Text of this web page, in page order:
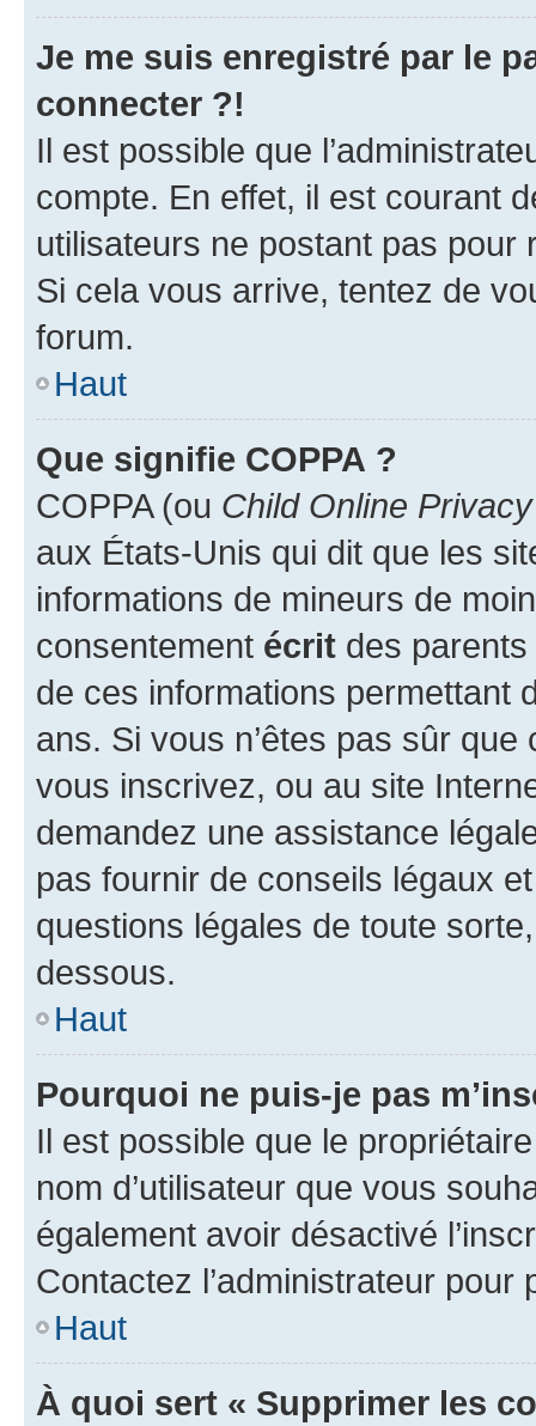
Je me suis enregistré par le
connecter ?!
Il est possible que
compte. En effet, il est courant
utilisateurs ne postant pas pour
Si cela vous arrive, tentez de
forum.
Haut
Que signifie COPPA ?
COPPA (ou Child Online
aux États-Unis qui dit que les
informations de mineurs de
consentement écrit des parents
de ces informations permettant
ans. Si vous n’êtes pas sûr
vous inscrivez, ou au site
demandez une assistance
pas fournir de conseils légaux
questions légales de toute
dessous.
Haut
Pourquoi ne puis-je pas
Il est possible que le
nom d’utilisateur que vous
également avoir désactivé
Contactez l’administrateur
Haut
À quoi sert « Supprimer les